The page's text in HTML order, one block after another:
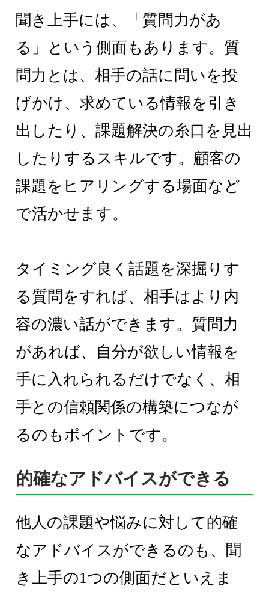
聞き上手には、「質問力があ
る」という側面もあります。質
問力とは、相手の話に問いを投
げかけ、求めている情報を引き
出したり、課題解決の糸口を見出
したりするスキルです。顧客の
課題をヒアリングする場面など
で活かせます。
タイミング良く話題を深掘りす
る質問をすれば、相手はより内
容の濃い話ができます。質問力
があれば、自分が欲しい情報を
手に入れられるだけでなく、相
手との信頼関係の構築につなが
るのもポイントです。
的確なアドバイスができる
他人の課題や悩みに対して的確
なアドバイスができるのも、聞
き上手の1つの側面だといえま